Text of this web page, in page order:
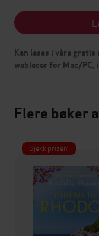
Kan leses i våre
webleser for Mac/PC,
Flere bøker
Sjekk prisen!